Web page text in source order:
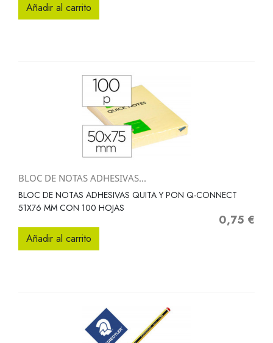
Añadir al carrito
BLOC DE NOTAS ADHESIVAS...
BLOC DE NOTAS ADHESIVAS QUITA Y PON Q-CONNECT
51X76 MM CON 100 HOJAS
Precio
0,75 €
Añadir al carrito